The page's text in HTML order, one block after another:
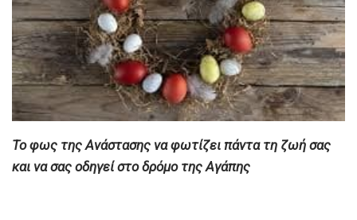
Το φως της Ανάστασης να φωτίζει πάντα τη ζωή σας
και να σας οδηγεί στο δρόμο της Αγάπης